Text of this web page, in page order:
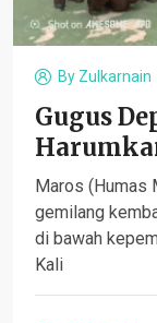
By Zulkarnain
Gugus
Maros (Humas
gemilang
di bawah
Kali